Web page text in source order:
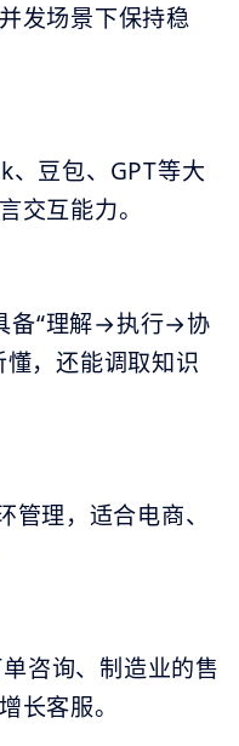
发场景下保持稳
豆包、GPT等大
交互能力。
备“理解→执行→协
，还能调取知识
理，适合电商、
咨询、制造业的售
长客服。